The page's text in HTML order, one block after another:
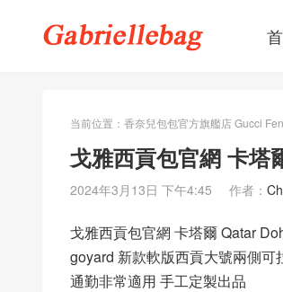
当前位置： 香奈兒包包官方旗艦店 Gucci
戈雅西貢包官網 卡
2024年3月13日 下午4:45 作者：
戈雅西貢包官網 卡塔爾 Qatar
goyard 新款軟版西貢大號兩側可
通勤非常適用 手工定製出品